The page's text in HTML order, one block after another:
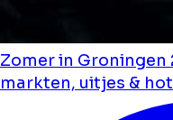
Zomer in Groningen
markten, uitjes &